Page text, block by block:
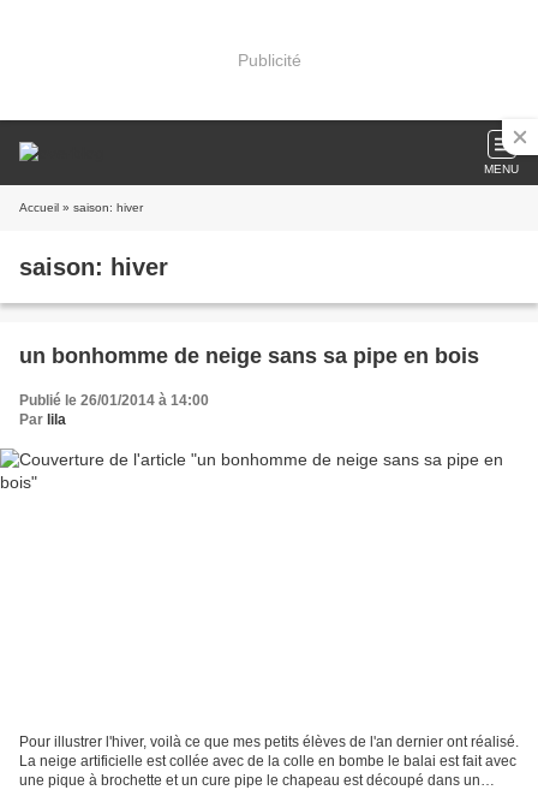
Publicité
MENU
Accueil » saison: hiver
saison: hiver
un bonhomme de neige sans sa pipe en bois
Publié le 26/01/2014 à 14:00
Par lila
Pour illustrer l'hiver, voilà ce que mes petits élèves de l'an dernier ont réalisé.
La neige artificielle est collée avec de la colle en bombe le balai est fait avec
une pique à brochette et un cure pipe le chapeau est découpé dans un